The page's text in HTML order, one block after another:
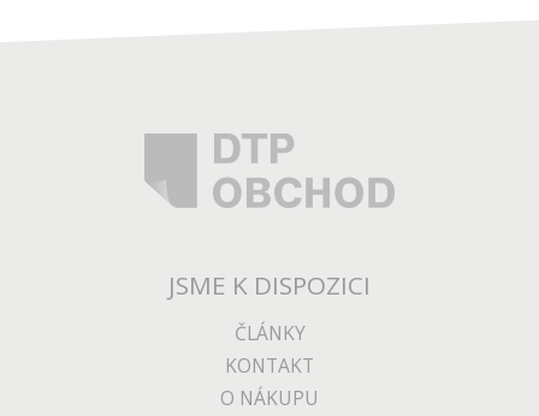
JSME K DISPOZICI
ČLÁNKY
KONTAKT
O NÁKUPU